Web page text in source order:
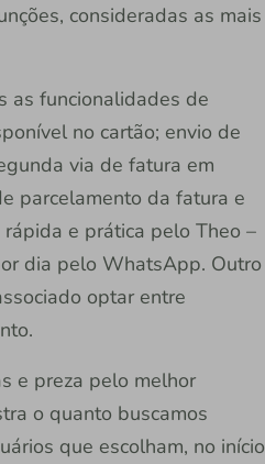
consideradas as mais
as funcionalidades de
no cartão; envio de
via de fatura em
parcelamento da fatura e
e prática pelo Theo –
dia pelo WhatsApp. Outro
optar entre
e preza pelo melhor
o quanto buscamos
que escolham, no início